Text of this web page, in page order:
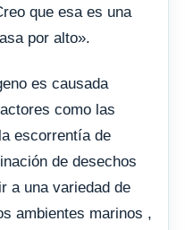
que esa es una
por alto».
es causada
como las
escorrentía de
de desechos
a una variedad de
ambientes marinos ,